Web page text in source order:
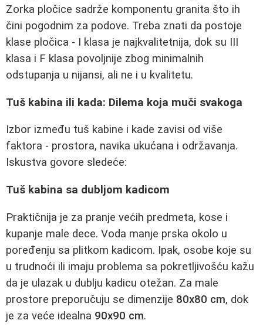
Zorka pločice sadrže komponentu granita što ih
čini pogodnim za podove. Treba znati da postoje
klase pločica - I klasa je najkvalitetnija, dok su III
klasa i F klasa povoljnije zbog minimalnih
odstupanja u nijansi, ali ne i u kvalitetu.
Tuš kabina ili kada: Dilema koja muči svakoga
Izbor između tuš kabine i kade zavisi od više
faktora - prostora, navika ukućana i održavanja.
Iskustva govore sledeće:
Tuš kabina sa dubljom kadicom
Praktičnija je za pranje većih predmeta, kose i
kupanje male dece. Voda manje prska okolo u
poređenju sa plitkom kadicom. Ipak, osobe koje su
u trudnoći ili imaju problema sa pokretljivošću kažu
da je ulazak u dublju kadicu otežan. Za male
prostore preporučuju se dimenzije 80x80 cm, dok
je za veće idealna 90x90 cm.